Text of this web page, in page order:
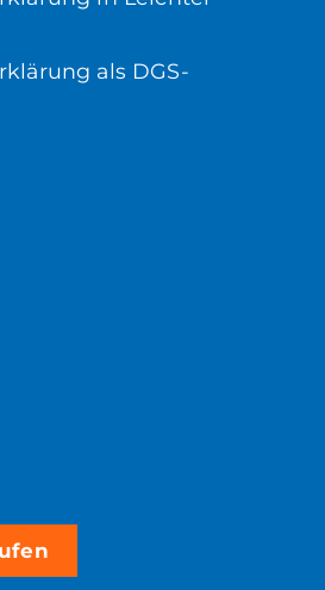
als DGS-